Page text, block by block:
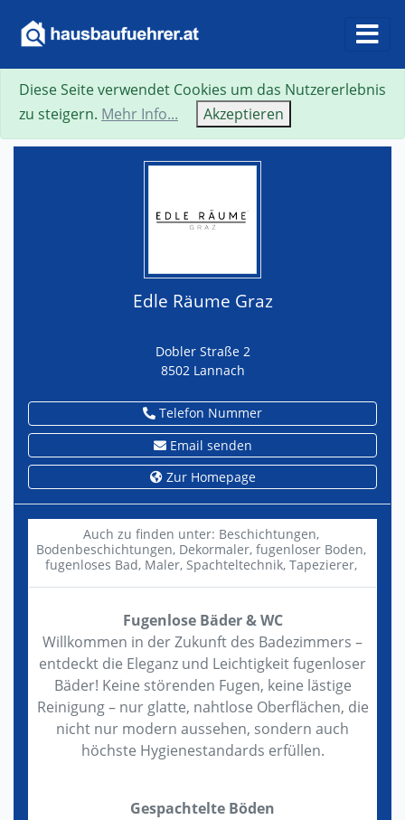
Suche Neue Suche Zurück
Edle Räume Graz
Dobler Straße 2
8502 Lannach
Telefon Nummer
Email senden
Zur Homepage
Auch zu finden unter: Beschichtungen,
Bodenbeschichtungen, Dekormaler, fugenloser Boden,
fugenloses Bad, Maler, Spachteltechnik, Tapezierer,
Fugenlose Bäder & WC
Willkommen in der Zukunft des Badezimmers –
entdeckt die Eleganz und Leichtigkeit fugenloser
Bäder! Keine störenden Fugen, keine lästige
Reinigung – nur glatte, nahtlose Oberflächen, die
nicht nur modern aussehen, sondern auch
höchste Hygienestandards erfüllen.
Gespachtelte Böden
Diese Seite verwendet Cookies um das Nutzererlebnis
zu steigern. Mehr Info... Akzeptieren